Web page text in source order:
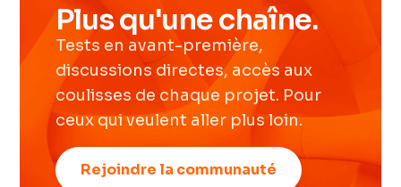
Plus qu'une chaîne.
Tests en avant-première,
discussions directes, accès aux
coulisses de chaque projet. Pour
ceux qui veulent aller plus loin.
Rejoindre la communauté